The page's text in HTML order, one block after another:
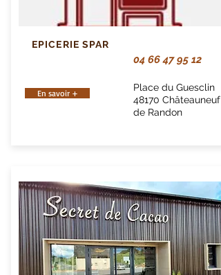
EPICERIE SPAR
04 66 47 95 12
En savoir +
Place du Guesclin
48170 Châteauneuf
de Randon